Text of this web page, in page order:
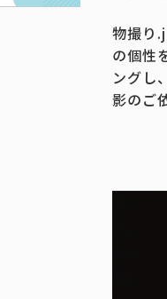
物撮り
の個性
ングし
影のご